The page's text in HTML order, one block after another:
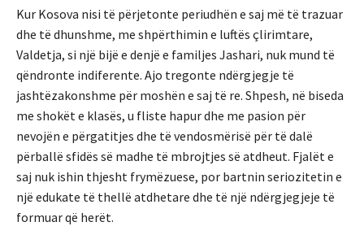
Kur Kosova nisi të përjetonte periudhën e saj më të trazuar
dhe të dhunshme, me shpërthimin e luftës çlirimtare,
Valdetja, si një bijë e denjë e familjes Jashari, nuk mund të
qëndronte indiferente. Ajo tregonte ndërgjegje të
jashtëzakonshme për moshën e saj të re. Shpesh, në biseda
me shokët e klasës, u fliste hapur dhe me pasion për
nevojën e përgatitjes dhe të vendosmërisë për të dalë
përballë sfidës së madhe të mbrojtjes së atdheut. Fjalët e
saj nuk ishin thjesht frymëzuese, por bartnin seriozitetin e
një edukate të thellë atdhetare dhe të një ndërgjegjeje të
formuar që herët.